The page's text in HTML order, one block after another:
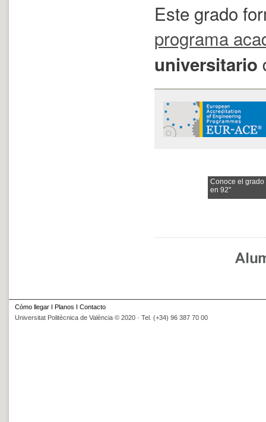
Este grado
programa
universitario
Conoce el grado
en 92"
Cómo llegar I Planos I Contacto
Universitat Politècnica de València © 2020 · Tel. (+34) 96 387 70 00